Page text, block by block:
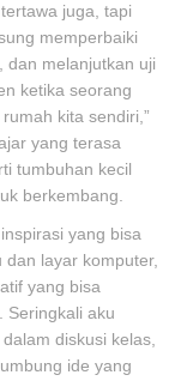
juga, tapi
memperbaiki
dan melanjutkan uji
ketika seorang
kita sendiri,”
yang terasa
tumbuhan kecil
berkembang.
yang bisa
layar komputer,
yang bisa
Seringkali aku
dalam diskusi kelas,
ide yang